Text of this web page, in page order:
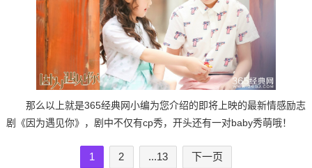
那么以上就是365经典网小编为您介绍的即将上映的最新情感励志
剧《因为遇见你》，剧中不仅有cp秀，开头还有一对baby秀萌哦！
1 2 ...13 下一页